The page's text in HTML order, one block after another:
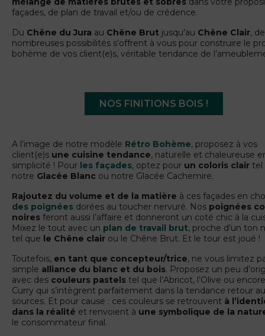
façades, de plan de travail et/ou de crédence.
Du Chêne du Jura au Chêne Brut jusqu’au Chêne Clair, de
nombreuses possibilités s’offrent à vous pour construire le
bohème de vos client(e)s, véritable tendance de
NOS FINITIONS BOIS !
A l’image de notre modèle Rétro Bohème, proposez à vos
client(e)s une cuisine tendance, naturelle et chaleureuse
simplicité ! Pour les façades, optez pour un coloris clair tel
notre Glacée Blanc ou notre Glacée Cachemire.
Rajoutez du volume et de la matière à ces façades en
des poignées dorées au toucher nervuré. Nos poignées
noires feront aussi l’affaire et donneront un coté chic à la
Mixez le tout avec un plan de travail brut, proche d’un ton
tel que le Chêne clair ou le Chêne Brut. Et le tour est joué !
Toutefois, en tant que concepteur/trice, ne vous limitez
simple alliance du blanc et du bois. Proposez un peu
avec des couleurs pastels tel que l’Abricot, l’Olive ou
Curry qui s’intègrent parfaitement dans la tendance retour
sources. Et pour cause : ces couleurs se retrouvent à
dans la réalité et renvoient à une symbolique de la
le consommateur final.